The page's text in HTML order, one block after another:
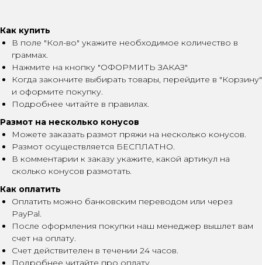
Как купить
В поле "Кол-во" укажите необходимое количество в
граммах.
Нажмите на кнопку "ОФОРМИТЬ ЗАКАЗ"
Когда закончите выбирать товары, перейдите в "Корзину"
и оформите покупку.
Подробнее читайте в правилах.
Размот на несколько конусов
Можете заказать размот пряжи на несколько конусов.
Размот осуществляется БЕСПЛАТНО.
В комментарии к заказу укажите, какой артикул на
сколько конусов размотать.
Как оплатить
Оплатить можно банковским переводом или через
PayPal.
После оформления покупки наш менеджер вышлет вам
счет на оплату.
Счет действителен в течении 24 часов.
Подробнее читайте про оплату.